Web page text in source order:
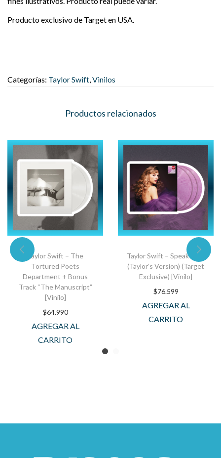
Producto exclusivo de Target en USA.
Categorías: Taylor Swift,Vinilos
Productos relacionados
Taylor Swift – The
Tortured Poets
Department + Bonus
Track “The Manuscript”
[Vinilo]
$64.990
AGREGAR AL
CARRITO
Taylor Swift – Speak Now
(Taylor’s Version) (Target
Exclusive) [Vinilo]
$76.599
AGREGAR AL
CARRITO